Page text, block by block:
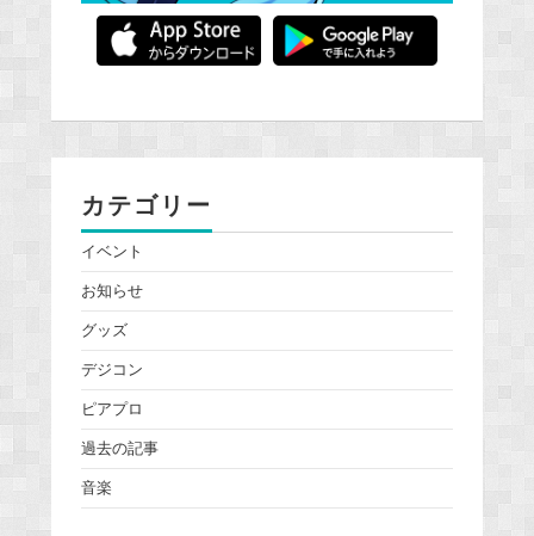
カテゴリー
イベント
お知らせ
グッズ
デジコン
ピアプロ
過去の記事
音楽